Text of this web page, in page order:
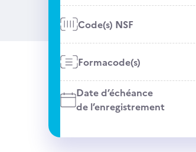
Code(s) NSF
Formacode(s)
Date d’échéance
de l’enregistrement